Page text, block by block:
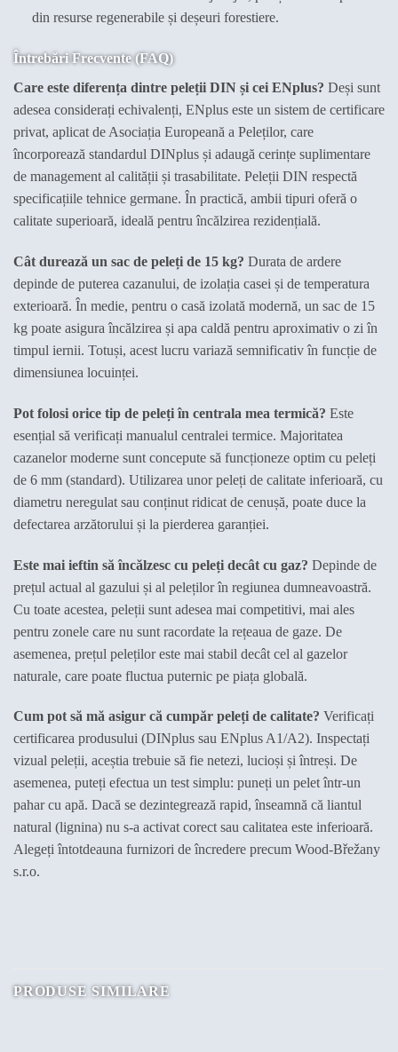
din resurse regenerabile și deșeuri forestiere.
Întrebări Frecvente (FAQ)
Care este diferența dintre peleții DIN și cei ENplus? Deși sunt
adesea considerați echivalenți, ENplus este un sistem de certificare
privat, aplicat de Asociația Europeană a Peleților, care
încorporează standardul DINplus și adaugă cerințe suplimentare
de management al calității și trasabilitate. Peleții DIN respectă
specificațiile tehnice germane. În practică, ambii tipuri oferă o
calitate superioară, ideală pentru încălzirea rezidențială.
Cât durează un sac de peleți de 15 kg? Durata de ardere
depinde de puterea cazanului, de izolația casei și de temperatura
exterioară. În medie, pentru o casă izolată modernă, un sac de 15
kg poate asigura încălzirea și apa caldă pentru aproximativ o zi în
timpul iernii. Totuși, acest lucru variază semnificativ în funcție de
dimensiunea locuinței.
Pot folosi orice tip de peleți în centrala mea termică? Este
esențial să verificați manualul centralei termice. Majoritatea
cazanelor moderne sunt concepute să funcționeze optim cu peleți
de 6 mm (standard). Utilizarea unor peleți de calitate inferioară, cu
diametru neregulat sau conținut ridicat de cenușă, poate duce la
defectarea arzătorului și la pierderea garanției.
Este mai ieftin să încălzesc cu peleți decât cu gaz? Depinde de
prețul actual al gazului și al peleților în regiunea dumneavoastră.
Cu toate acestea, peleții sunt adesea mai competitivi, mai ales
pentru zonele care nu sunt racordate la rețeaua de gaze. De
asemenea, prețul peleților este mai stabil decât cel al gazelor
naturale, care poate fluctua puternic pe piața globală.
Cum pot să mă asigur că cumpăr peleți de calitate? Verificați
certificarea produsului (DINplus sau ENplus A1/A2). Inspectați
vizual peleții, aceștia trebuie să fie netezi, lucioși și întreși. De
asemenea, puteți efectua un test simplu: puneți un pelet într-un
pahar cu apă. Dacă se dezintegrează rapid, înseamnă că liantul
natural (lignina) nu s-a activat corect sau calitatea este inferioară.
Alegeți întotdeauna furnizori de încredere precum Wood-Břežany
s.r.o.
PRODUSE SIMILARE